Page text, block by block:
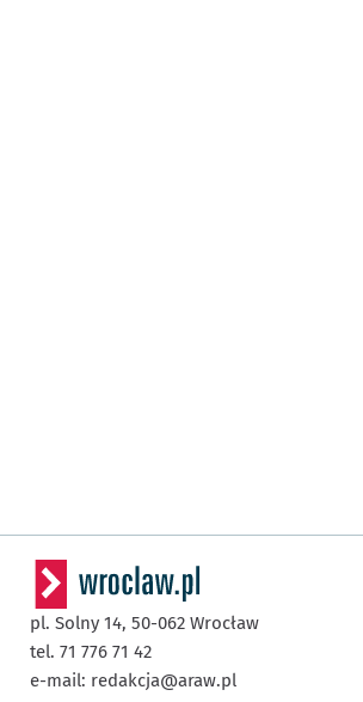
pl. Solny 14, 50-062 Wrocław
tel. 71 776 71 42
e-mail: redakcja@araw.pl